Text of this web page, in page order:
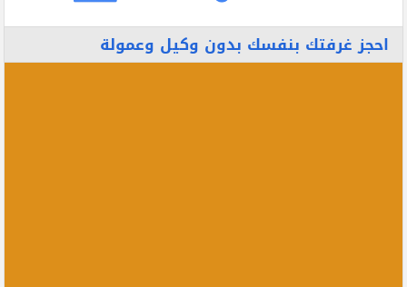
احجز غرفتك بنفسك بدون وكيل وعمولة